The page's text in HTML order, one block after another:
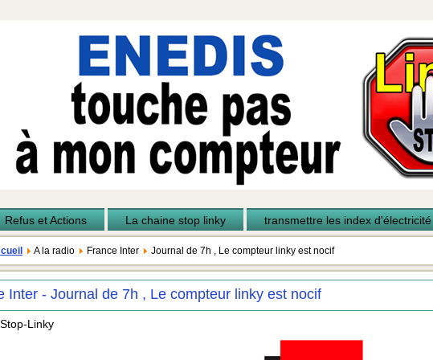
Refus et Actions La chaine stop linky transmettre les index d'électricité
A la radio France Inter Journal de 7h , Le compteur linky est nocif
Inter - Journal de 7h , Le compteur linky est nocif
Linky